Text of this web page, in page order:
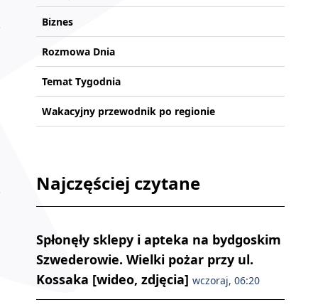
Biznes
Rozmowa Dnia
Temat Tygodnia
Wakacyjny przewodnik po regionie
Najczęściej czytane
Spłonęły sklepy i apteka na bydgoskim
Szwederowie. Wielki pożar przy ul.
Kossaka [wideo, zdjęcia] wczoraj, 06:20